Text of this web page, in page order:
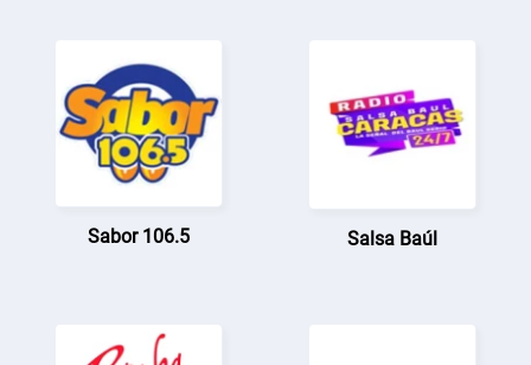
Sabor 106.5 Salsa Baúl